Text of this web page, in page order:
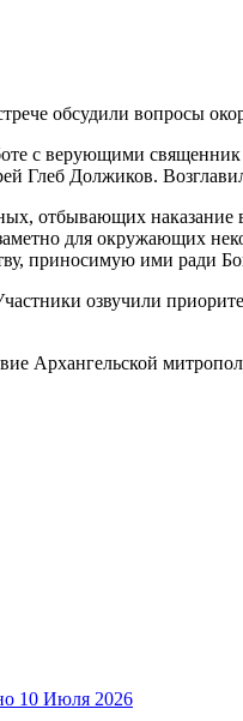
обсудили вопросы
верующими священник
Глеб Должиков.
отбывающих
для окружающих
приносимую ими ради
озвучили
Архангельской
10 Июля 2026